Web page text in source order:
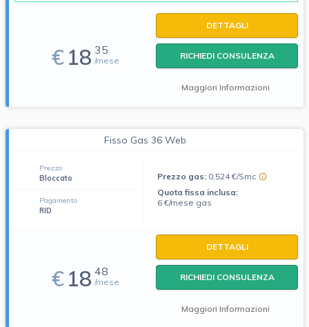
€18 35
/mese
DETTAGLI
RICHIEDI CONSULENZA
Maggiori Informazioni
Fisso Gas 36 Web
Prezzo
Bloccato
Pagamento
RID
Prezzo gas: 0,524 €/Smc
Quota fissa inclusa:
6 €/mese gas
€18 48
/mese
DETTAGLI
RICHIEDI CONSULENZA
Maggiori Informazioni